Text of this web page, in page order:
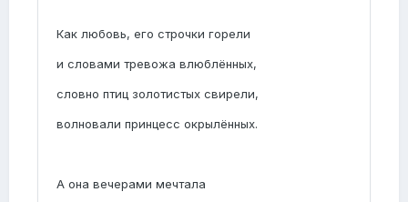
Как любовь, его строчки горели
и словами тревожа влюблённых,
словно птиц золотистых свирели,
волновали принцесс окрылённых.
А она вечерами мечтала